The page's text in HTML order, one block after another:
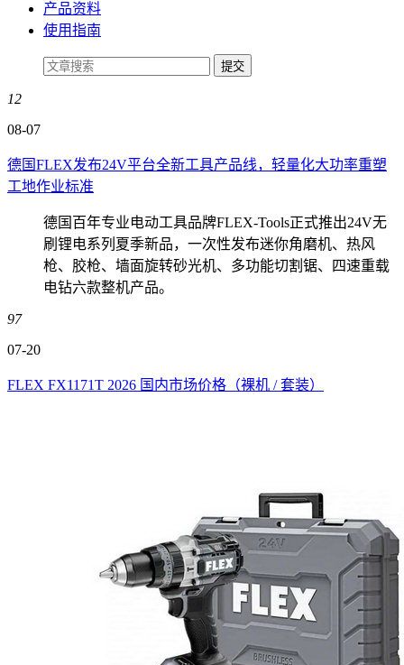
产品资料
使用指南
12
08-07
德国FLEX发布24V平台全新工具产品线，轻量化大功率重塑
工地作业标准
德国百年专业电动工具品牌FLEX-Tools正式推出24V无
刷锂电系列夏季新品，一次性发布迷你角磨机、热风
枪、胶枪、墙面旋转砂光机、多功能切割锯、四速重载
电钻六款整机产品。
97
07-20
FLEX FX1171T 2026 国内市场价格（裸机 / 套装）